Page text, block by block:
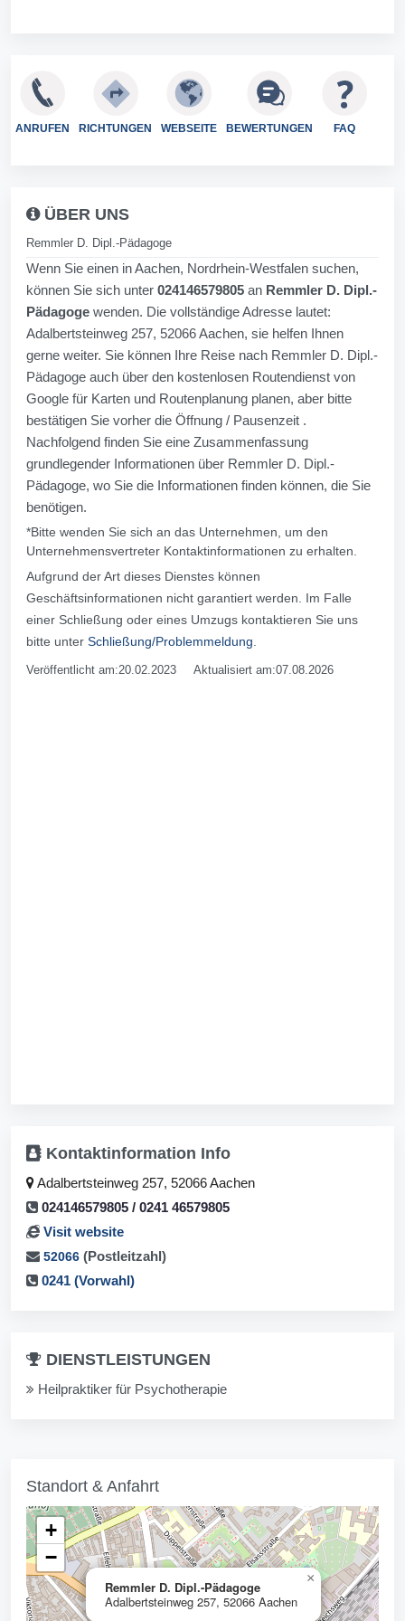
ANRUFEN RICHTUNGEN WEBSEITE BEWERTUNGEN FAQ
ÜBER UNS
Remmler D. Dipl.-Pädagoge
Wenn Sie einen in Aachen, Nordrhein-Westfalen suchen,
können Sie sich unter 024146579805 an Remmler D. Dipl.-
Pädagoge wenden. Die vollständige Adresse lautet:
Adalbertsteinweg 257, 52066 Aachen, sie helfen Ihnen
gerne weiter. Sie können Ihre Reise nach Remmler D. Dipl.-
Pädagoge auch über den kostenlosen Routendienst von
Google für Karten und Routenplanung planen, aber bitte
bestätigen Sie vorher die Öffnung / Pausenzeit .
Nachfolgend finden Sie eine Zusammenfassung
grundlegender Informationen über Remmler D. Dipl.-
Pädagoge, wo Sie die Informationen finden können, die Sie
benötigen.
*Bitte wenden Sie sich an das Unternehmen, um den
Unternehmensvertreter Kontaktinformationen zu erhalten.
Aufgrund der Art dieses Dienstes können
Geschäftsinformationen nicht garantiert werden. Im Falle
einer Schließung oder eines Umzugs kontaktieren Sie uns
bitte unter Schließung/Problemmeldung
Veröffentlicht am:20.02.2023 Aktualisiert am:07.08.2026
Kontaktinformation Info
Adalbertsteinweg 257, 52066 Aachen
024146579805 / 0241 46579805
Visit website
52066 (Postleitzahl)
0241 (Vorwahl)
DIENSTLEISTUNGEN
Heilpraktiker für Psychotherapie
Standort & Anfahrt
Remmler D. Dipl.-Pädagoge
Adalbertsteinweg 257, 52066 Aachen
×
+
−